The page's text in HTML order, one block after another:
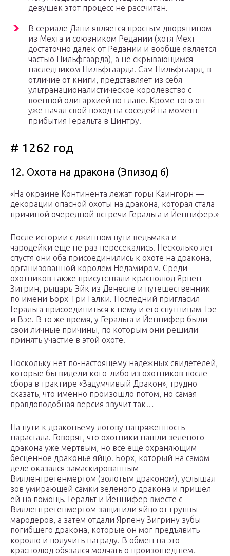
девушек этот процесс не рассчитан.
В сериале Дани является простым дворянином
из Мехта и союзником Редании (хотя Мехт
достаточно далек от Редании и вообще является
частью Нильфгаарда), а не скрывающимся
наследником Нильфгаарда. Сам Нильфгаард, в
отличие от книги, представляет из себя
ультранационалистическое королевство с
военной олигархией во главе. Кроме того он
уже начал свой поход на соседей на момент
прибытия Геральта в Цинтру.
# 1262 год
12. Охота на дракона (Эпизод 6)
«На окраине Континента лежат горы Каингорн —
декорации опасной охоты на дракона, которая стала
причиной очередной встречи Геральта и Йеннифер.»
После истории с джинном пути ведьмака и
чародейки еще не раз пересекались. Несколько лет
спустя они оба присоединились к охоте на дракона,
организованной королем Недамиром. Среди
охотников также присутствали краснолюд Ярпен
Зигрин, рыцарь Эйк из Денесле и путешественник
по имени Борх Три Галки. Последний пригласил
Геральта присоединиться к нему и его спутницам Тэе
и Вэе. В то же время, у Геральта и Йеннифер были
свои личные причины, по которым они решили
принять участие в этой охоте.
Поскольку нет по-настоящему надежных свидетелей,
которые бы видели кого-либо из охотников после
сбора в трактире «Задумчивый Дракон», трудно
сказать, что именно произошло потом, но самая
правдоподобная версия звучит так…
На пути к драконьему логову напряженность
нарастала. Говорят, что охотники нашли зеленого
дракона уже мертвым, но все еще охраняющим
бесценное драконье яйцо. Борх, который на самом
деле оказался замаскированным
Виллентретенмертом (золотым драконом), услышал
зов умирающей самки зеленого дракона и пришел
ей на помощь. Геральт и Йеннифер вместе с
Виллентретенмертом защитили яйцо от группы
мародеров, а затем отдали Ярпену Зигрину зубы
погибшего дракона, которые он мог предъявить
королю и получить награду. В обмен на это
краснолюд обязался молчать о произошедшем.